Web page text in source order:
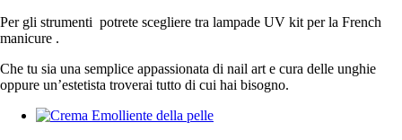
Per gli strumenti potrete scegliere tra lampade UV kit per la French
manicure .
Che tu sia una semplice appassionata di nail art e cura delle unghie
oppure un’estetista troverai tutto di cui hai bisogno.